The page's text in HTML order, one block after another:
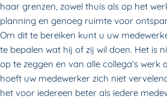
haar grenzen, zowel thuis als op het
planning en genoeg ruimte voor
Om dit te bereiken kunt u uw
te bepalen wat hij of zij wil doen. Het is
op te zeggen en van alle collega’s werk
hoeft uw medewerker zich niet
het voor iedereen beter als iedere